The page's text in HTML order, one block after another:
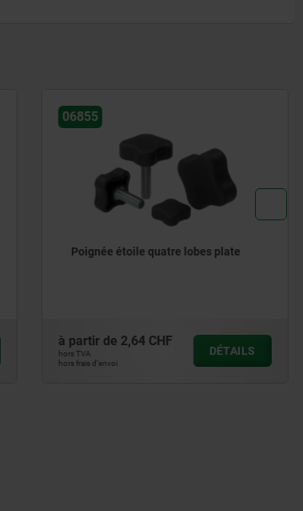
06160
Ecrou croisillon en fonte grise DIN
à partir de0,90 CHF
hors TVA
hors frais d’envoi
DÉTAILS